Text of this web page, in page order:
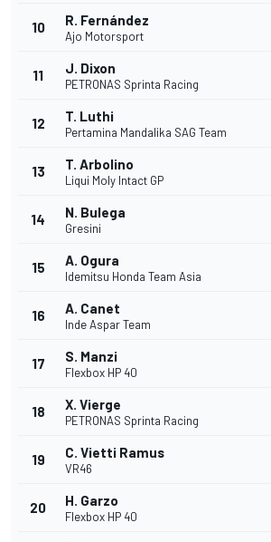
10 R. Fernández
Ajo Motorsport
11 J. Dixon
PETRONAS Sprinta Racing
12 T. Luthi
Pertamina Mandalika SAG Team
13 T. Arbolino
Liqui Moly Intact GP
14 N. Bulega
Gresini
15 A. Ogura
Idemitsu Honda Team Asia
16 A. Canet
Inde Aspar Team
17 S. Manzi
Flexbox HP 40
18 X. Vierge
PETRONAS Sprinta Racing
19 C. Vietti Ramus
VR46
20 H. Garzo
Flexbox HP 40